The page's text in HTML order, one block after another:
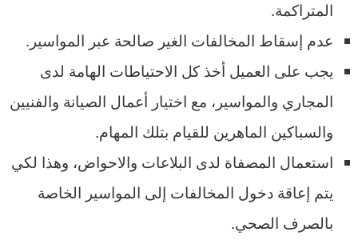
المتراكمة.
عدم إسقاط المخالفات الغير صالحة عبر المواسير.
يجب على العميل أخذ كل الاحتياطات الهامة لدى
المجاري والمواسير، مع اختيار أعمال الصيانة والفنيين
والسباكين الماهرين للقيام بتلك المهام.
استعمال المصفاة لدى البلاعات والاحواض، وهذا لكي
يتم إعاقة دخول المخالفات إلى المواسير الخاصة
بالصرف الصحي.